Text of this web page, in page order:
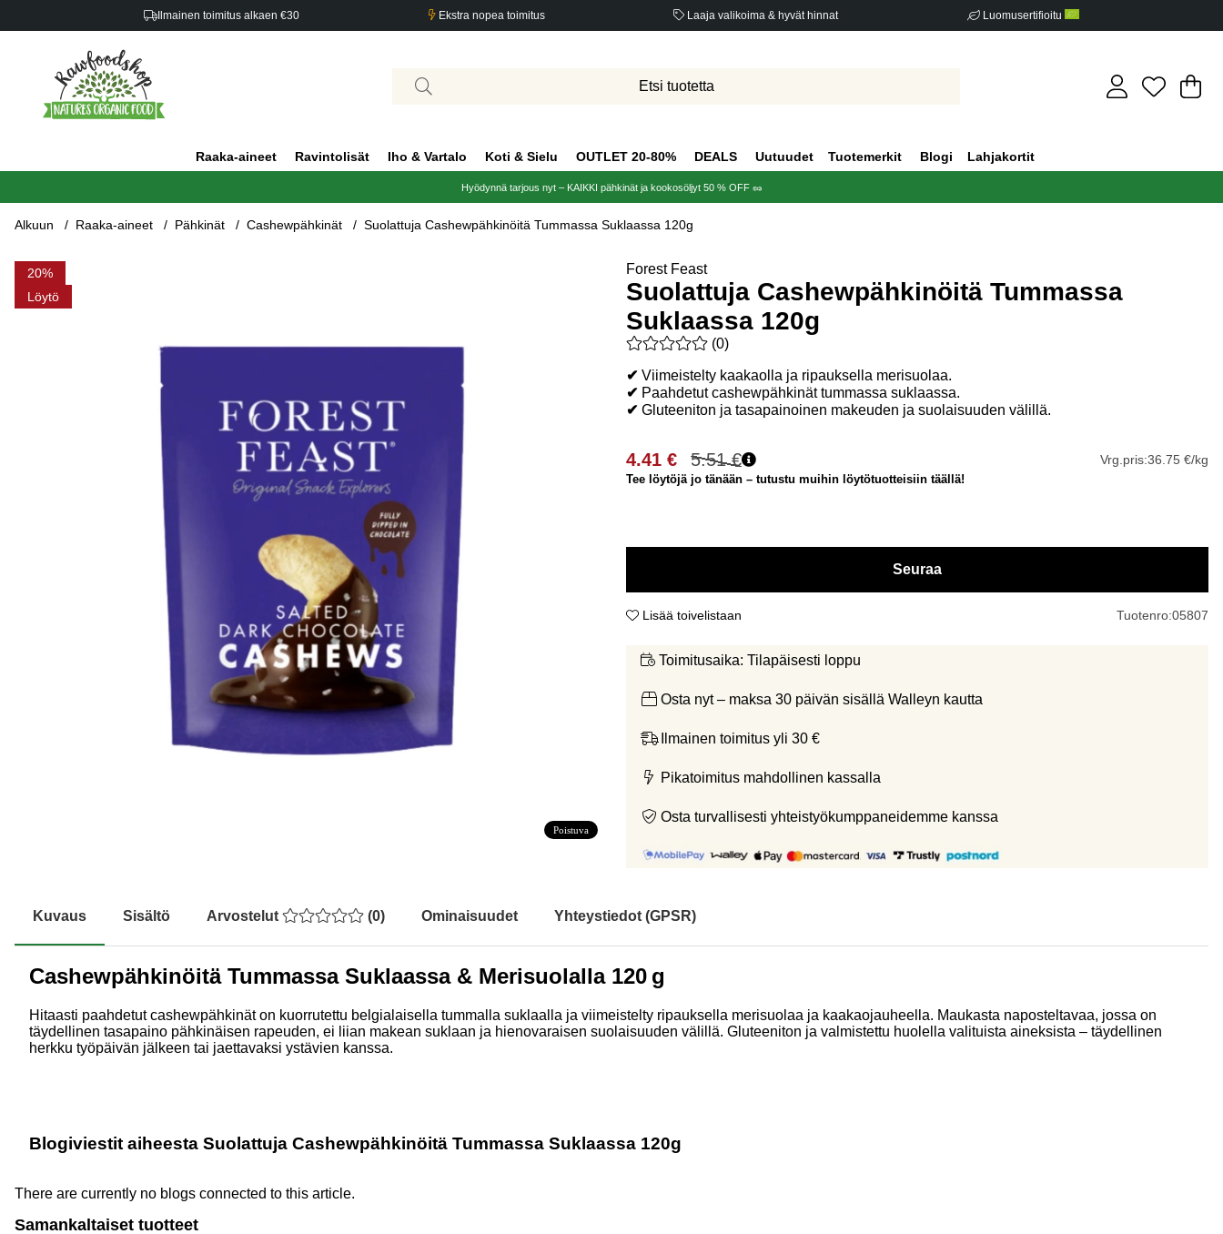
Ilmainen toimitus alkaen €30 Ekstra nopea toimitus Laaja valikoima & hyvät hinnat Luomusertifioitu
.
Raaka-aineet Ravintolisät Iho & Vartalo Koti & Sielu OUTLET 20-80% DEALS Uutuudet Tuotemerkit Blogi Lahjakortit
Hyödynnä tarjous nyt – KAIKKI pähkinät ja kookosöljyt 50 % OFF 🥜
Alkuun Raaka-aineet Pähkinät Cashewpähkinät Suolattuja Cashewpähkinöitä Tummassa Suklaassa 120g
Poistuva
20
Löytö
Tuotekuvat Suolattuja Cashewpähkinöitä Tummassa Suklaassa 120g Forest Feast
Suolattuja Cashewpähkinöitä Tummassa
Suklaassa 120g
Keskiarvoluokitus 0 / 5 Arvioiden määrä 0
(0)
✔ Viimeistelty kaakaolla ja ripauksella merisuolaa.
✔ Paahdetut cashewpähkinät tummassa suklaassa.
✔ Gluteeniton ja tasapainoinen makeuden ja suolaisuuden välillä.
5.51€
4.41 € Vrg.pris:36.75 €/kg
Tee löytöjä jo tänään – tutustu muihin löytötuotteisiin täällä!
Seuraa
Lisää toivelistaan Tuotenro:05807
Toimitusaika: Tilapäisesti loppu
Osta nyt – maksa 30 päivän sisällä Walleyn kautta
Ilmainen toimitus yli 30 €
Pikatoimitus mahdollinen kassalla
Osta turvallisesti yhteistyökumppaneidemme kanssa
Kuvaus Sisältö Arvostelut (0) Ominaisuudet Yhteystiedot (GPSR)
Cashewpähkinöitä Tummassa Suklaassa & Merisuolalla 120 g
Hitaasti paahdetut cashewpähkinät on kuorrutettu belgialaisella tummalla suklaalla ja viimeistelty ripauksella merisuolaa ja kaakaojauheella. Maukasta naposteltavaa, jossa on
täydellinen tasapaino pähkinäisen rapeuden, ei liian makean suklaan ja hienovaraisen suolaisuuden välillä. Gluteeniton ja valmistettu huolella valituista aineksista – täydellinen
herkku työpäivän jälkeen tai jaettavaksi ystävien kanssa.
Blogiviestit aiheesta Suolattuja Cashewpähkinöitä Tummassa Suklaassa 120g
There are currently no blogs connected to this article.
Samankaltaiset tuotteet